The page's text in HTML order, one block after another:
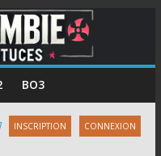
BO3
INSCRIPTION CONNEXION